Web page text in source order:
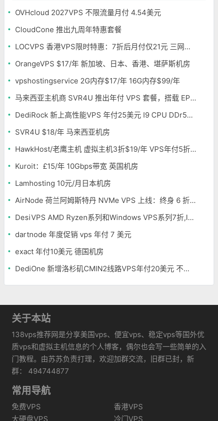
OVHcloud 2027VPS 不限流量月付 4.54美元
CloudCone 推出九周年特惠套餐
LOCVPS 香港VPS限时特惠：7折后月付仅21元 三网优化BGP线路 可选原生IP
OrangeVPS $17/年 新加坡、日本、香港、堪萨斯机房
vpshostingservice 2G内存$17/年 16G内存$99/年
马来西亚主机商 SVR4U 推出年付 VPS 套餐，搭载 EPYC/至强铂金，支持支付宝
DediRock 新上高性能VPS 年付25美元 I9 CPU DDr5内存 纽约机房
SVR4U $18/年 马来西亚机房
HawkHost/老鹰主机 虚拟主机3折$19/年 VPS年付5折$25/年
Kuroit：£15/年 10Gbps带宽 英国机房
Lamhosting 10元/月日本机房
AirNode 荷兰阿姆斯特丹 NVMe VPS 上线：终身 6 折，€1.99/月起，2.5Tbit/s DDoS 防护
DesiVPS AMD Ryzen系列和Windows VPS系列7折,Intel系列年付11.6美元
dartnode 年度促销 vps 年付 7 美元
exact 年付10美元 德国机房
DediOne 新增洛杉矶CMIN2线路VPS年付20美元 不限流量
关于本站
138vps推荐网是分享美国vps、便宜vps、稳定vps等国外优
质vps和虚拟主机信息的个人博客，偶尔也会写一些简单的入
门教程。由苏苏负责打理，欢迎加群交流，旧群已封，新
群： 494744877
常用导航
免费VPS
香港VPS
大硬盘VPS
冷门VPS